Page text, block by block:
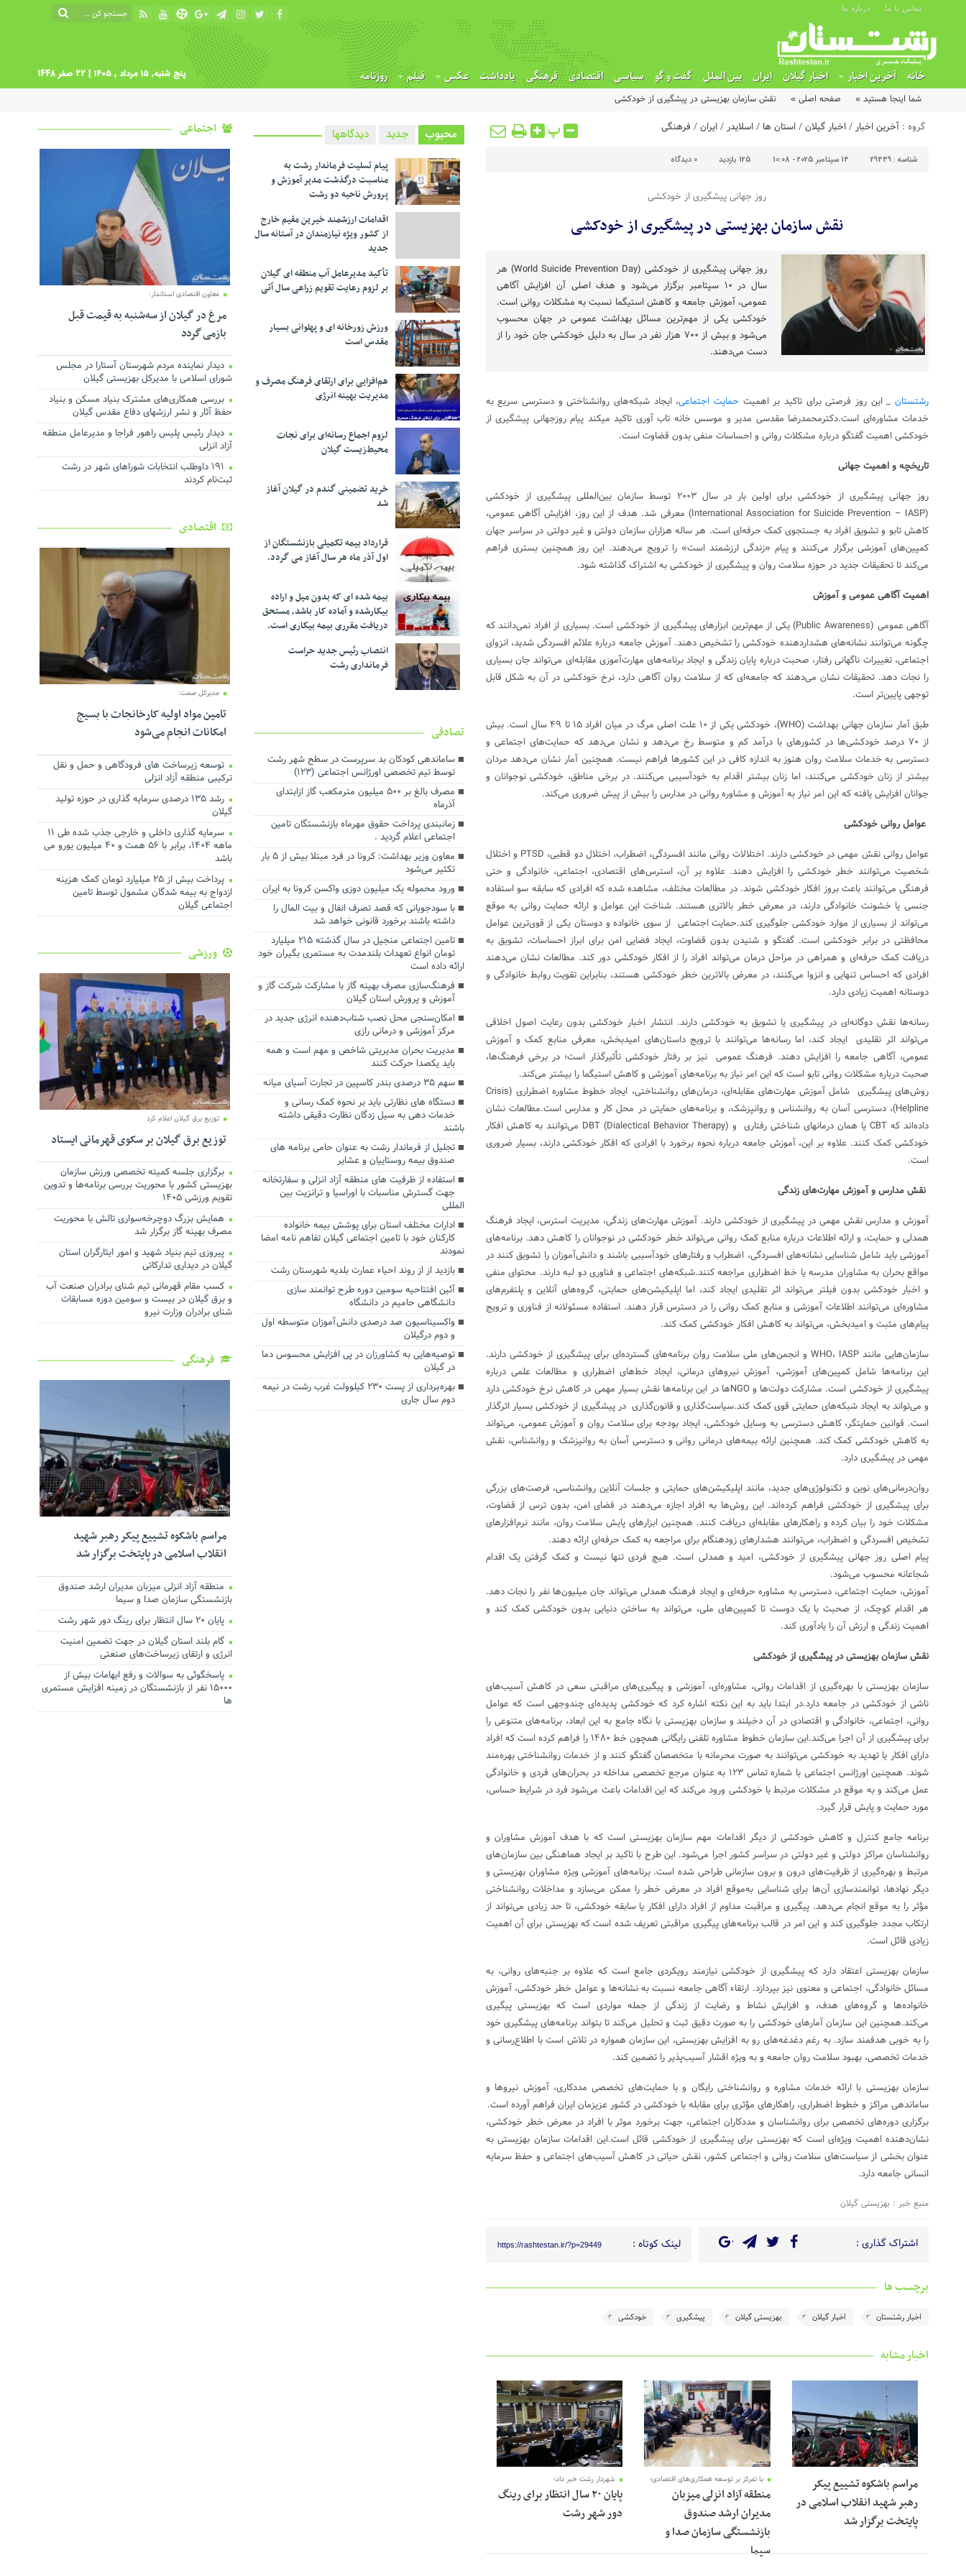
تماس با ما درباره ما
خانه آخرین اخبار اخبار گیلان ایران بین الملل گفت و گو سیاسی اقتصادی فرهنگی یادداشت عکس فیلم روزنامه پنج شنبه, ۱۵ مرداد , ۱۴۰۵ | 22 صفر 1448
شما اینجا هستید » صفحه اصلی » نقش سازمان بهزیستی در پیشگیری از خودکشی
گروه : آخرین اخبار/اخبار گیلان/استان ها /اسلایدر/ایران/ فرهنگی پ
شناسه : 29449 14 سپتامبر 2025 - 10:08 125 بازدید 0 دیدگاه
روز جهانی پیشگیری از خودکشی
نقش سازمان بهزیستی در پیشگیری از خودکشی
روز جهانی پیشگیری از خودکشی (World Suicide Prevention Day) هر
سال در ۱۰ سپتامبر برگزار می‌شود و هدف اصلی آن افزایش آگاهی
عمومی، آموزش جامعه و کاهش استیگما نسبت به مشکلات روانی است.
خودکشی یکی از مهم‌ترین مسائل بهداشت عمومی در جهان محسوب
می‌شود و بیش از ۷۰۰ هزار نفر در سال به دلیل خودکشی جان خود را از
دست می‌دهند.
رشتستان_ این روز فرصتی برای تاکید بر اهمیت حمایت اجتماعی، ایجاد شبکه‌های روانشناختی و دسترسی سریع به
خدمات مشاوره‌ای است.دکترمحمدرضا مقدسی مدیر و موسس خانه تاب آوری تاکید میکند پیام روزجهانی پیشگیری از
خودکشی اهمیت گفتگو درباره مشکلات روانی و احساسات منفی بدون قضاوت است.
تاریخچه و اهمیت جهانی
روز جهانی پیشگیری از خودکشی برای اولین بار در سال ۲۰۰۳ توسط سازمان بین‌المللی پیشگیری از خودکشی
(International Association for Suicide Prevention – IASP) معرفی شد. هدف از این روز، افزایش آگاهی عمومی،
کاهش تابو و تشویق افراد به جستجوی کمک حرفه‌ای است. هر ساله هزاران سازمان دولتی و غیر دولتی در سراسر جهان
کمپین‌های آموزشی برگزار می‌کنند و پیام «زندگی ارزشمند است» را ترویج می‌دهند. این روز همچنین بستری فراهم
می‌کند تا تحقیقات جدید در حوزه سلامت روان و پیشگیری از خودکشی به اشتراک گذاشته شود.
اهمیت آگاهی عمومی و آموزش
آگاهی عمومی (Public Awareness) یکی از مهم‌ترین ابزارهای پیشگیری از خودکشی است. بسیاری از افراد نمی‌دانند که
چگونه می‌توانند نشانه‌های هشداردهنده خودکشی را تشخیص دهند. آموزش جامعه درباره علائم افسردگی شدید، انزوای
اجتماعی، تغییرات ناگهانی رفتار، صحبت درباره پایان زندگی و ایجاد برنامه‌های مهارت‌آموزی مقابله‌ای می‌تواند جان بسیاری
را نجات دهد. تحقیقات نشان می‌دهند که جامعه‌ای که از سلامت روان آگاهی دارد، نرخ خودکشی در آن به شکل قابل
توجهی پایین‌تر است.
طبق آمار سازمان جهانی بهداشت (WHO)، خودکشی یکی از ۱۰ علت اصلی مرگ در میان افراد ۱۵ تا ۴۹ سال است. بیش
از ۷۰ درصد خودکشی‌ها در کشورهای با درآمد کم و متوسط رخ می‌دهد و نشان می‌دهد که حمایت‌های اجتماعی و
دسترسی به خدمات سلامت روان هنوز به اندازه کافی در این کشورها فراهم نیست. همچنین آمار نشان می‌دهد مردان
بیشتر از زنان خودکشی می‌کنند، اما زنان بیشتر اقدام به خودآسیبی می‌کنند. در برخی مناطق، خودکشی نوجوانان و
جوانان افزایش یافته که این امر نیاز به آموزش و مشاوره روانی در مدارس را بیش از پیش ضروری می‌کند.
عوامل روانی خودکشی
عوامل روانی نقش مهمی در خودکشی دارند. اختلالات روانی مانند افسردگی، اضطراب، اختلال دو قطبی، PTSD و اختلال
شخصیت می‌توانند خطر خودکشی را افزایش دهند. علاوه بر آن، استرس‌های اقتصادی، اجتماعی، خانوادگی و حتی
فرهنگی می‌توانند باعث بروز افکار خودکشی شوند. در مطالعات مختلف، مشاهده شده که افرادی که سابقه سو استفاده
جنسی یا خشونت خانوادگی دارند، در معرض خطر بالاتری هستند. شناخت این عوامل و ارائه حمایت روانی به موقع
می‌تواند از بسیاری از موارد خودکشی جلوگیری کند.حمایت اجتماعی از سوی خانواده و دوستان یکی از قوی‌ترین عوامل
محافظتی در برابر خودکشی است. گفتگو و شنیدن بدون قضاوت، ایجاد فضایی امن برای ابراز احساسات، تشویق به
دریافت کمک حرفه‌ای و همراهی در مراحل درمان می‌تواند افراد را از افکار خودکشی دور کند. مطالعات نشان می‌دهند
افرادی که احساس تنهایی و انزوا می‌کنند، در معرض بالاترین خطر خودکشی هستند، بنابراین تقویت روابط خانوادگی و
دوستانه اهمیت زیادی دارد.
رسانه‌ها نقش دوگانه‌ای در پیشگیری یا تشویق به خودکشی دارند. انتشار اخبار خودکشی بدون رعایت اصول اخلاقی
می‌تواند اثر تقلیدی ایجاد کند، اما رسانه‌ها می‌توانند با ترویج داستان‌های امیدبخش، معرفی منابع کمک و آموزش
عمومی، آگاهی جامعه را افزایش دهند. فرهنگ عمومی نیز بر رفتار خودکشی تأثیرگذار است؛ در برخی فرهنگ‌ها،
صحبت درباره مشکلات روانی تابو است که این امر نیاز به برنامه‌های آموزشی و کاهش استیگما را بیشتر می‌کند.
روش‌های پیشگیری شامل آموزش مهارت‌های مقابله‌ای، درمان‌های روانشناختی، ایجاد خطوط مشاوره اضطراری (Crisis
Helpline)، دسترسی آسان به روانشناس و روانپزشک، و برنامه‌های حمایتی در محل کار و مدارس است.مطالعات نشان
داده‌اند که CBT یا همان درمانهای شناختی رفتاری و DBT (Dialectical Behavior Therapy) می‌توانند به کاهش افکار
خودکشی کمک کنند. علاوه بر این، آموزش جامعه درباره نحوه برخورد با افرادی که افکار خودکشی دارند، بسیار ضروری
است.
نقش مدارس و آموزش مهارت‌های زندگی
آموزش و مدارس نقش مهمی در پیشگیری از خودکشی دارند. آموزش مهارت‌های زندگی، مدیریت استرس، ایجاد فرهنگ
همدلی و حمایت، و ارائه اطلاعات درباره منابع کمک روانی می‌تواند خطر خودکشی در نوجوانان را کاهش دهد. برنامه‌های
آموزشی باید شامل شناسایی نشانه‌های افسردگی، اضطراب و رفتارهای خودآسیبی باشند و دانش‌آموزان را تشویق کنند در
مواقع بحران به مشاوران مدرسه یا خط اضطراری مراجعه کنند.شبکه‌های اجتماعی و فناوری دو لبه دارند. محتوای منفی
و اخبار خودکشی بدون فیلتر می‌تواند اثر تقلیدی ایجاد کند، اما اپلیکیشن‌های حمایتی، گروه‌های آنلاین و پلتفرم‌های
مشاوره‌ای می‌توانند اطلاعات آموزشی و منابع کمک روانی را در دسترس قرار دهند. استفاده مسئولانه از فناوری و ترویج
پیام‌های مثبت و امیدبخش، می‌تواند به کاهش افکار خودکشی کمک کند.
سازمان‌هایی مانند WHO، IASP و انجمن‌های ملی سلامت روان برنامه‌های گسترده‌ای برای پیشگیری از خودکشی دارند.
این برنامه‌ها شامل کمپین‌های آموزشی، آموزش نیروهای درمانی، ایجاد خط‌های اضطراری و مطالعات علمی درباره
پیشگیری از خودکشی است. مشارکت دولت‌ها و NGOها در این برنامه‌ها نقش بسیار مهمی در کاهش نرخ خودکشی دارد
و می‌تواند به ایجاد شبکه‌های حمایتی قوی کمک کند.سیاست‌گذاری و قانون‌گذاری در پیشگیری از خودکشی بسیار اثرگذار
است. قوانین حمایتگر، کاهش دسترسی به وسایل خودکشی، ایجاد بودجه برای سلامت روان و آموزش عمومی، می‌تواند
به کاهش خودکشی کمک کند. همچنین ارائه بیمه‌های درمانی روانی و دسترسی آسان به روانپزشک و روانشناس، نقش
مهمی در پیشگیری دارد.
روان‌درمانی‌های نوین و تکنولوژی‌های جدید، مانند اپلیکیشن‌های حمایتی و جلسات آنلاین روانشناسی، فرصت‌های بزرگی
برای پیشگیری از خودکشی فراهم کرده‌اند. این روش‌ها به افراد اجازه می‌دهند در فضای امن، بدون ترس از قضاوت،
مشکلات خود را بیان کرده و راهکارهای مقابله‌ای دریافت کنند. همچنین ابزارهای پایش سلامت روان، مانند نرم‌افزارهای
تشخیص افسردگی و اضطراب، می‌توانند هشدارهای زودهنگام برای مراجعه به کمک حرفه‌ای ارائه دهند.
پیام اصلی روز جهانی پیشگیری از خودکشی، امید و همدلی است. هیچ فردی تنها نیست و کمک گرفتن یک اقدام
شجاعانه محسوب می‌شود.
آموزش، حمایت اجتماعی، دسترسی به مشاوره حرفه‌ای و ایجاد فرهنگ همدلی می‌تواند جان میلیون‌ها نفر را نجات دهد.
هر اقدام کوچک، از صحبت با یک دوست تا کمپین‌های ملی، می‌تواند به ساختن دنیایی بدون خودکشی کمک کند و
اهمیت زندگی و ارزش آن را یادآوری کند.
نقش سازمان بهزیستی در پیشگیری از خودکشی
سازمان بهزیستی با بهره‌گیری از اقدامات روانی، مشاوره‌ای، آموزشی و پیگیری‌های مراقبتی سعی در کاهش آسیب‌های
ناشی از خودکشی در جامعه دارد.در ابتدا باید به این نکته اشاره کرد که خودکشی پدیده‌ای چندوجهی است که عوامل
روانی، اجتماعی، خانوادگی و اقتصادی در آن دخیلند و سازمان بهزیستی با نگاه جامع به این ابعاد، برنامه‌های متنوعی را
برای پیشگیری از آن اجرا می‌کند.این سازمان خطوط مشاوره تلفنی رایگانی همچون خط ۱۴۸۰ را فراهم کرده است که افراد
دارای افکار یا تهدید به خودکشی می‌توانند به صورت محرمانه با متخصصان گفتگو کنند و از خدمات روانشناختی بهره‌مند
شوند. همچنین اورژانس اجتماعی با شماره تماس ۱۲۳ به عنوان مرجع تخصصی مداخله در بحران‌های فردی و خانوادگی
عمل می‌کند و به موقع در مشکلات مرتبط با خودکشی ورود می‌کند که این اقدامات باعث می‌شود فرد در شرایط حساس،
مورد حمایت و پایش قرار گیرد.
برنامه جامع کنترل و کاهش خودکشی از دیگر اقدامات مهم سازمان بهزیستی است که با هدف آموزش مشاوران و
روانشناسان مراکز دولتی و غیر دولتی در سراسر کشور اجرا می‌شود. این طرح با تاکید بر ایجاد هماهنگی بین سازمان‌های
مرتبط و بهره‌گیری از ظرفیت‌های درون و برون سازمانی طراحی شده است. برنامه‌های آموزشی ویژه مشاوران بهزیستی و
دیگر نهادها، توانمندسازی آن‌ها برای شناسایی به‌موقع افراد در معرض خطر را ممکن می‌سازد و مداخلات روانشناختی
مؤثر را به موقع انجام می‌دهد. پیگیری و مراقبت مداوم از افراد دارای افکار یا سابقه خودکشی، تا حد زیادی می‌تواند از
ارتکاب مجدد جلوگیری کند و این امر در قالب برنامه‌های پیگیری مراقبتی تعریف شده است که بهزیستی برای آن اهمیت
زیادی قائل است.
سازمان بهزیستی اعتقاد دارد که پیشگیری از خودکشی نیازمند رویکردی جامع است که علاوه بر جنبه‌های روانی، به
مسائل خانوادگی، اجتماعی و معنوی نیز بپردازد. ارتقاء آگاهی جامعه نسبت به نشانه‌ها و عوامل خطر خودکشی، آموزش
خانواده‌ها و گروه‌های هدف، و افزایش نشاط و رضایت از زندگی از جمله مواردی است که بهزیستی پیگیری
می‌کند.همچنین این سازمان آمارهای خودکشی را به صورت دقیق ثبت و تحلیل می‌کند تا بتواند برنامه‌های پیشگیری خود
را به خوبی هدفمند سازد. به رغم دغدغه‌های رو به افزایش بهزیستی، این سازمان همواره در تلاش است با اطلاع‌رسانی و
خدمات تخصصی، بهبود سلامت روان جامعه و به ویژه اقشار آسیب‌پذیر را تضمین کند.
سازمان بهزیستی با ارائه خدمات مشاوره و روانشناختی رایگان و با حمایت‌های تخصصی مددکاری، آموزش نیروها و
ساماندهی مراکز و خطوط اضطراری، راهکارهای مؤثری برای مقابله با خودکشی در کشور عزیزمان ایران فراهم آورده است.
برگزاری دوره‌های تخصصی برای روانشناسان و مددکاران اجتماعی، جهت برخورد موثر با افراد در معرض خطر خودکشی،
نشان‌دهنده اهمیت ویژه‌ای است که بهزیستی برای پیشگیری از خودکشی قائل است.این اقدامات سازمان بهزیستی به
عنوان بخشی از سیاست‌های سلامت روانی و اجتماعی کشور، نقش حیاتی در کاهش آسیب‌های اجتماعی و حفظ سرمایه
انسانی جامعه دارد.
منبع خبر : بهزیستی گیلان
اشتراک گذاری : لینک کوتاه : https://rashtestan.ir/?p=29449
برچسب ها
اخبار رشتستان اخبار گیلان بهزیستی گیلان پیشگیری خودکشی
اخبار مشابه
مراسم باشکوه تشییع پیکر
رهبر شهید انقلاب اسلامی در
پایتخت برگزار شد
با تمرکز بر توسعه همکاری‌های اقتصادی؛
منطقه آزاد انزلی میزبان
مدیران ارشد صندوق
بازنشستگی سازمان صدا و
سیما
شهردار رشت خبر داد؛
پایان ۲۰ سال انتظار برای رینگ
دور شهر رشت
محبوب جدید دیدگاهها
پیام تسلیت فرماندار رشت به
مناسبت درگذشت مدیر آموزش و
پرورش ناحیه دو رشت
اقدامات ارزشمند خیرین مقیم خارج
از کشور ویژه نیازمندان در آستانه سال
جدید
تأکید مدیرعامل آب منطقه ای گیلان
بر لزوم رعایت تقویم زراعی‌ سال آتی
ورزش زورخانه ای و پهلوانی بسیار
مقدس است
هم‌افزایی برای ارتقای فرهنگ مصرف و
مدیریت بهینه انرژی
لزوم اجماع رسانه‌ای برای نجات
محیط‌زیست گیلان
خرید تضمینی گندم در گیلان آغاز
شد
قرارداد بیمه تکمیلی بازنشستگان از
اول آذر ماه هر سال آغاز می گردد.
بیمه شده ای که بدون میل و اراده
بیکارشده و آماده کار باشد، مستحق
دریافت مقرری بیمه بیکاری است.
انتصاب رئیس جدید حراست
فرمانداری رشت
تصادفی
ساماندهی کودکان بد سرپرست در سطح شهر رشت
توسط تیم تخصصی اورژانس اجتماعی (۱۲۳)
مصرف بالغ بر ۵۰۰ میلیون مترمکعب گاز ازابتدای
آذرماه
زمانبندی پرداخت حقوق مهرماه بازنشستگان تامین
اجتماعی اعلام گردید .
معاون وزیر بهداشت: کرونا در فرد مبتلا بیش از ۵ بار
تکثیر می‌شود
ورود محموله یک میلیون دوزی واکسن کرونا به ایران
با سودجویانی که قصد تصرف انفال و بیت المال را
داشته باشند برخورد قانونی خواهد شد
تامین اجتماعی منجیل در سال گذشته ۲۱۵ میلیارد
تومان انواع تعهدات بلندمدت به مستمری بگیران خود
ارائه داده است
فرهنگ‌سازی مصرف بهینه گاز با مشارکت شرکت گاز و
آموزش و پرورش استان گیلان
امکان‌سنجی محل نصب شتاب‌دهنده انرژی جدید در
مرکز آموزشی و درمانی رازی
مدیریت بحران مدیریتی شاخص و مهم است و همه
باید یکصدا حرکت کنند
سهم ۳۵ درصدی بندر کاسپین در تجارت آسیای میانه
دستگاه های نظارتی باید بر نحوه کمک رسانی و
خدمات دهی به سیل زدگان نظارت دقیقی داشته
باشند
تجلیل از فرماندار رشت به عنوان حامی برنامه های
صندوق بیمه روستاییان و عشایر
استفاده از ظرفیت های منطقه آزاد انزلی و سفارتخانه
جهت گسترش مناسبات با اوراسیا و ترانزیت بین
المللی
ادارات مختلف استان برای پوشش بیمه خانواده
کارکنان خود با تامین اجتماعی گیلان تفاهم نامه امضا
نمودند
بازدید از از روند احیاء عمارت بلدیه شهرستان رشت
آئین افتتاحیه سومین دوره طرح توانمند سازی
دانشگاهی حامیم در دانشگاه
واکسیناسیون صد درصدی دانش آموزان متوسطه اول
و دوم درگیلان
توصیه‌هایی به کشاورزان در پی افزایش محسوس دما
در گیلان
بهره برداری از پست ۲۳۰ کیلوولت غرب رشت در نیمه
دوم سال جاری
اجتماعی
معاون اقتصادی استاندار:
مرغ در گیلان از سه‌شنبه به قیمت قبل
بازمی گردد
دیدار نماینده مردم شهرستان آستارا در مجلس
شورای اسلامی با مدیرکل بهزیستی گیلان
بررسی همکاری‌های مشترک بنیاد مسکن و بنیاد
حفظ آثار و نشر ارزشهای دفاع مقدس گیلان
دیدار رئیس پلیس راهور فراجا و مدیرعامل منطقه
آزاد انزلی
۱۹۱ داوطلب انتخابات شوراهای شهر در رشت
ثبت‌نام کردند
اقتصادی
مدیرکل صمت:
تامین مواد اولیه کارخانجات با بسیج
امکانات انجام می‌شود
توسعه زیرساخت های فرودگاهی و حمل و نقل
ترکیبی منطقه آزاد انزلی
رشد ۱۳۵ درصدی سرمایه گذاری در حوزه تولید
گیلان
سرمایه گذاری داخلی و خارجی جذب شده طی ۱۱
ماهه ۱۴۰۴، برابر با ۵۶ همت و ۴۰ میلیون یورو می
باشد
پرداخت بیش از ۲۵ میلیارد تومان کمک هزینه
ازدواج به بیمه شدگان مشمول توسط تامین
اجتماعی گیلان
ورزشی
توزیع برق گیلان اعلام کرد
توزیع برق گیلان بر سکوی قهرمانی ایستاد
برگزاری جلسه کمیته تخصصی ورزش سازمان
بهزیستی کشور با محوریت بررسی برنامه‌ها و تدوین
تقویم ورزشی ۱۴۰۵
همایش بزرگ دوچرخه‌سواری تالش با محوریت
مصرف بهینه گاز برگزار شد
پیروزی تیم بنیاد شهید و امور ایثارگران استان
گیلان در دیداری تدارکاتی
کسب مقام قهرمانی تیم شنای برادران صنعت آب
و برق گیلان در بیست و سومین دوره مسابقات
شنای برادران وزارت نیرو
فرهنگی
مراسم باشکوه تشییع پیکر رهبر شهید
انقلاب اسلامی در پایتخت برگزار شد
منطقه آزاد انزلی میزبان مدیران ارشد صندوق
بازنشستگی سازمان صدا و سیما
پایان ۲۰ سال انتظار برای رینگ دور شهر رشت
گام بلند استان گیلان در جهت تضمین امنیت
انرژی و ارتقای زیرساخت‌های صنعتی
پاسخگوئی به سوالات و رفع ابهامات بیش از
۱۵۰۰۰ نفر از بازنشستگان در زمینه افزایش مستمری
ها